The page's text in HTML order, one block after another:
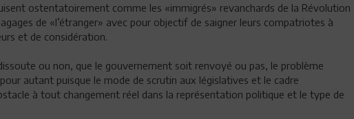
ostentatoirement comme les «immigrés» revanchards de la Révolution
de «l’étranger» avec pour objectif de saigner leurs compatriotes à
et de considération.
ou non, que le gouvernement soit renvoyé ou pas, le problème
autant puisque le mode de scrutin aux législatives et le cadre
à tout changement réel dans la représentation politique et le type de